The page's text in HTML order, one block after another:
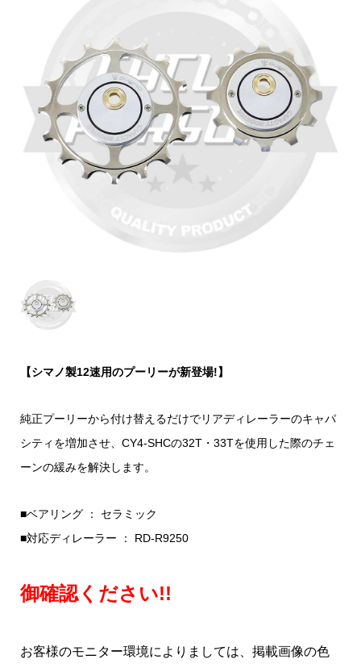
【シマノ製12速用のプーリーが新登場!】
純正プーリーから付け替えるだけでリアディレーラーのキャパ
シティを増加させ、CY4-SHCの32T・33Tを使用した際のチェ
ーンの緩みを解決します。
■ベアリング ： セラミック
■対応ディレーラー ： RD-R9250
御確認ください!!
お客様のモニター環境によりましては、掲載画像の色